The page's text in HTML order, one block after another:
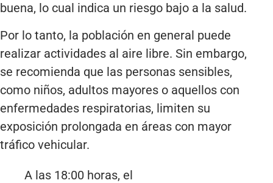
buena, lo cual indica un riesgo bajo a la salud.
Por lo tanto, la población en general puede
realizar actividades al aire libre. Sin embargo,
se recomienda que las personas sensibles,
como niños, adultos mayores o aquellos con
enfermedades respiratorias, limiten su
exposición prolongada en áreas con mayor
tráfico vehicular.
A las 18:00 horas, el